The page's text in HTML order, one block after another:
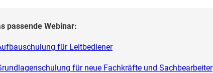
passende Webinar:
für Leitbediener
für neue Fachkräfte und Sachbearbeiter